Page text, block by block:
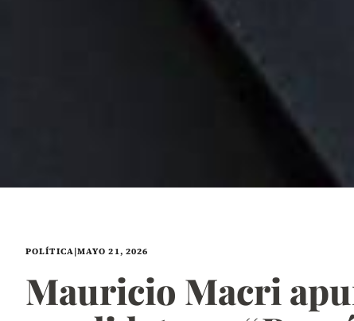
POLÍTICA|MAYO 21, 2026
Mauricio Macri